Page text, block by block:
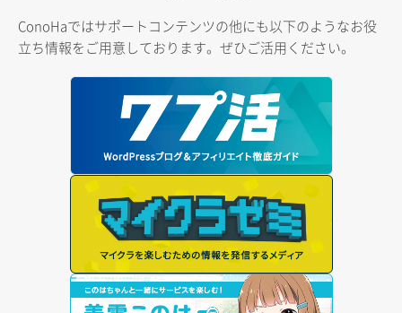
ConoHaではサポートコンテンツの他にも以下のようなお役
立ち情報をご用意しております。ぜひご活用ください。